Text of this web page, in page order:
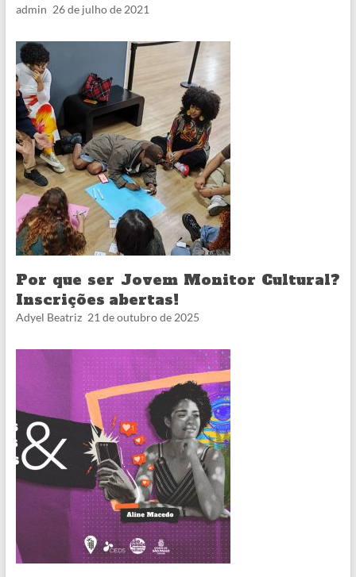
admin 26 de julho de 2021
Por que ser Jovem Monitor Cultural?
Inscrições abertas!
Adyel Beatriz 21 de outubro de 2025